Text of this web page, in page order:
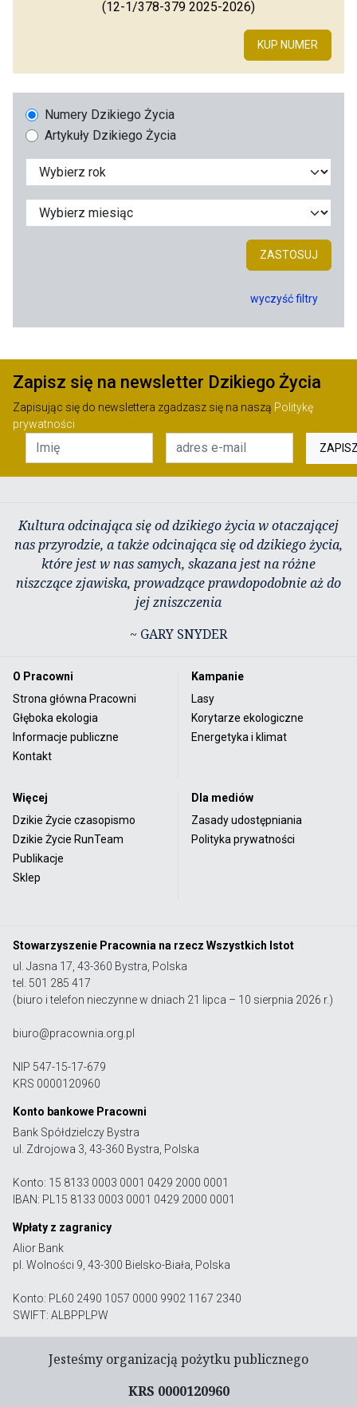
(12-1/378-379 2025-2026)
KUP NUMER
Numery Dzikiego Życia
Artykuły Dzikiego Życia
ZASTOSUJ
wyczyść filtry
Zapisz się na newsletter Dzikiego Życia
Zapisując się do newslettera zgadzasz się na naszą Politykę
prywatności
Kultura odcinająca się od dzikiego życia w otaczającej
nas przyrodzie, a także odcinająca się od dzikiego życia,
które jest w nas samych, skazana jest na różne
niszczące zjawiska, prowadzące prawdopodobnie aż do
jej zniszczenia
~ GARY SNYDER
O Pracowni
Strona główna Pracowni
Głęboka ekologia
Informacje publiczne
Kontakt
Kampanie
Lasy
Korytarze ekologiczne
Energetyka i klimat
Więcej
Dzikie Życie czasopismo
Dzikie Życie RunTeam
Publikacje
Sklep
Dla mediów
Zasady udostępniania
Polityka prywatności
Stowarzyszenie Pracownia na rzecz Wszystkich Istot
ul. Jasna 17, 43-360 Bystra, Polska
tel. 501 285 417
(biuro i telefon nieczynne w dniach 21 lipca – 10 sierpnia 2026 r.)
biuro@pracownia.org.pl
NIP 547-15-17-679
KRS 0000120960
Konto bankowe Pracowni
Bank Spółdzielczy Bystra
ul. Zdrojowa 3, 43-360 Bystra, Polska
Konto: 15 8133 0003 0001 0429 2000 0001
IBAN: PL15 8133 0003 0001 0429 2000 0001
Wpłaty z zagranicy
Alior Bank
pl. Wolności 9, 43-300 Bielsko-Biała, Polska
Konto: PL60 2490 1057 0000 9902 1167 2340
SWIFT: ALBPPLPW
Jesteśmy organizacją pożytku publicznego
KRS 0000120960